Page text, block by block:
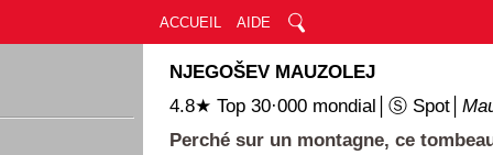
ACCUEIL AIDE
NJEGOŠEV MAUZOLEJ
4.8★ Top 30·000 mondial│Ⓢ Spot│
Perché sur un montagne, ce